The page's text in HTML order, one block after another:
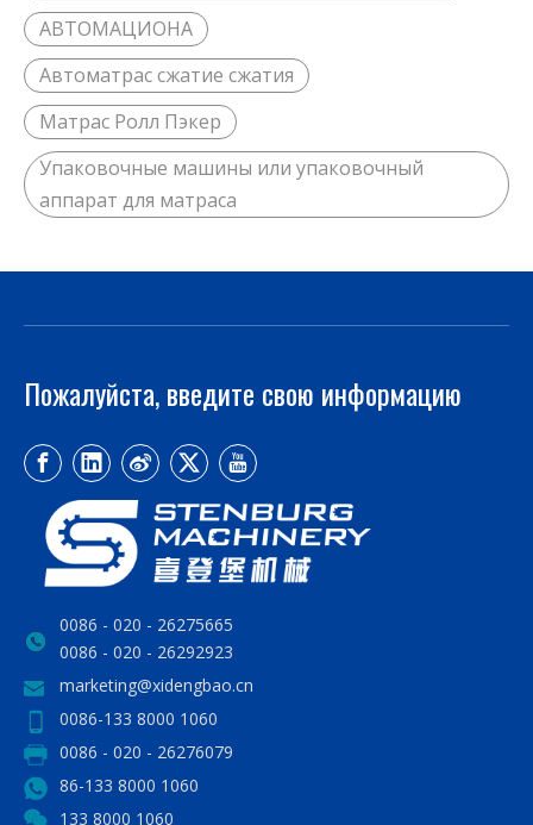
АВТОМАЦИОНА
Автоматрас сжатие сжатия
Матрас Ролл Пэкер
Упаковочные машины или упаковочный
аппарат для матраса
Пожалуйста, введите свою информацию
0086 - 020 - 26275665
0086 - 020 - 26292923
marketing@xidengbao.cn
0086-133 8000 1060
0086 - 020 - 26276079
86-133 8000 1060
133 8000 1060